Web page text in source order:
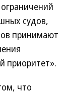
судов,
принимают
приоритет».
что